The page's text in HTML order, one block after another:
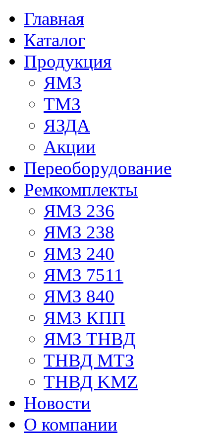
Главная
Каталог
Продукция
ЯМЗ
ТМЗ
ЯЗДА
Акции
Переоборудование
Ремкомплекты
ЯМЗ 236
ЯМЗ 238
ЯМЗ 240
ЯМЗ 7511
ЯМЗ 840
ЯМЗ КПП
ЯМЗ ТНВД
ТНВД МТЗ
ТНВД KMZ
Новости
О компании